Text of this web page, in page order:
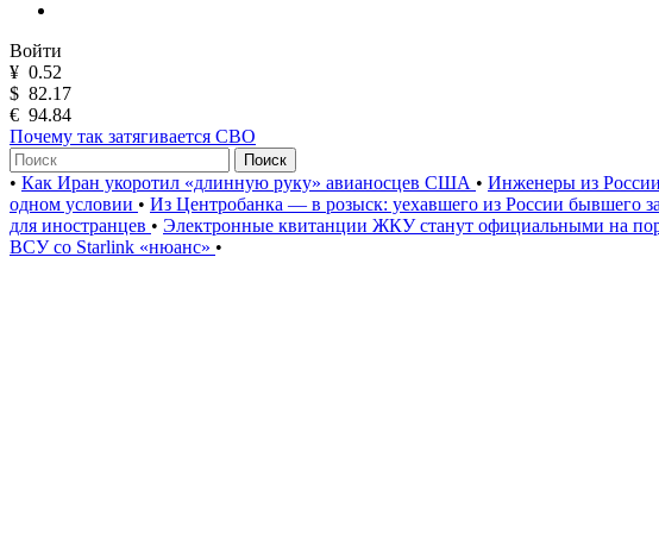
Войти
¥ 0.52
$ 82.17
€ 94.84
Почему так затягивается СВО
Поиск
• Как Иран укоротил «длинную руку» авианосцев США • Инженеры из
одном условии • Из Центробанка — в розыск: уехавшего из России бывшего
для иностранцев • Электронные квитанции ЖКУ станут официальными на
ВСУ со Starlink «нюанс» •